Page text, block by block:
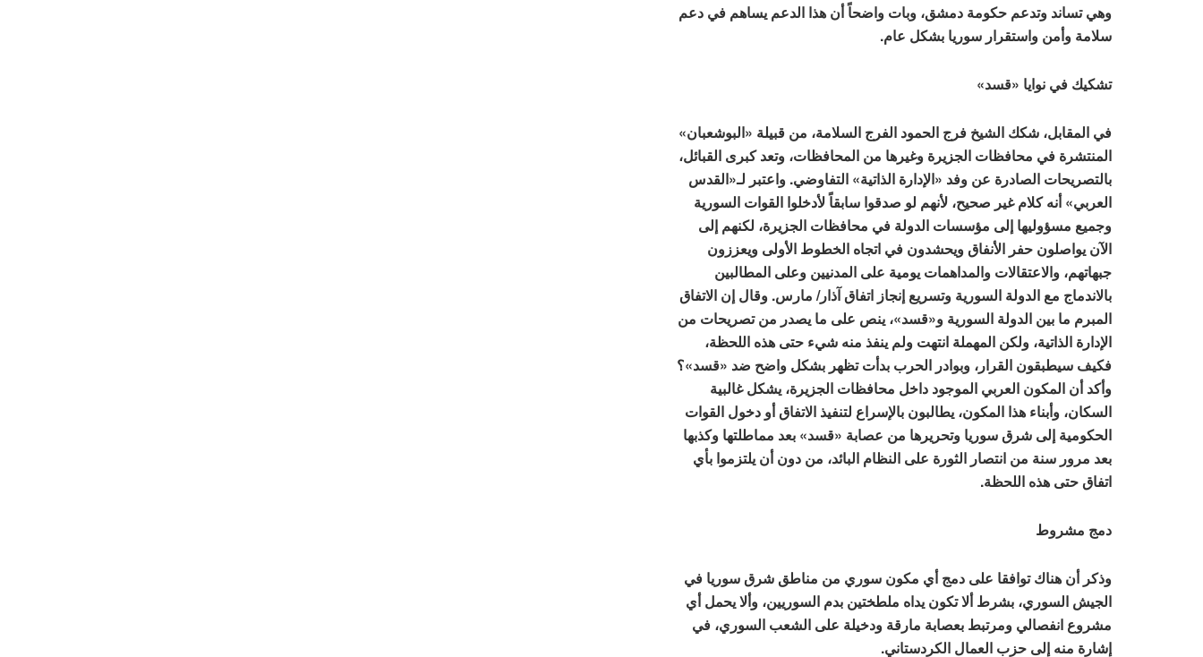
وهي تساند وتدعم حكومة دمشق، وبات واضحاً أن هذا الدعم يساهم في دعم
سلامة وأمن واستقرار سوريا بشكل عام.
تشكيك في نوايا «قسد»
في المقابل، شكك الشيخ فرج الحمود الفرج السلامة، من قبيلة «البوشعبان»
المنتشرة في محافظات الجزيرة وغيرها من المحافظات، وتعد كبرى القبائل،
بالتصريحات الصادرة عن وفد «الإدارة الذاتية» التفاوضي. واعتبر لـ«القدس
العربي» أنه كلام غير صحيح، لأنهم لو صدقوا سابقاً لأدخلوا القوات السورية
وجميع مسؤوليها إلى مؤسسات الدولة في محافظات الجزيرة، لكنهم إلى
الآن يواصلون حفر الأنفاق ويحشدون في اتجاه الخطوط الأولى ويعززون
جبهاتهم، والاعتقالات والمداهمات يومية على المدنيين وعلى المطالبين
بالاندماج مع الدولة السورية وتسريع إنجاز اتفاق آذار/ مارس. وقال إن الاتفاق
المبرم ما بين الدولة السورية و«قسد»، ينص على ما يصدر من تصريحات من
الإدارة الذاتية، ولكن المهملة انتهت ولم ينفذ منه شيء حتى هذه اللحظة،
فكيف سيطبقون القرار، وبوادر الحرب بدأت تظهر بشكل واضح ضد «قسد»؟
وأكد أن المكون العربي الموجود داخل محافظات الجزيرة، يشكل غالبية
السكان، وأبناء هذا المكون، يطالبون بالإسراع لتنفيذ الاتفاق أو دخول القوات
الحكومية إلى شرق سوريا وتحريرها من عصابة «قسد» بعد مماطلتها وكذبها
بعد مرور سنة من انتصار الثورة على النظام البائد، من دون أن يلتزموا بأي
اتفاق حتى هذه اللحظة.
دمج مشروط
وذكر أن هناك توافقا على دمج أي مكون سوري من مناطق شرق سوريا في
الجيش السوري، بشرط ألا تكون يداه ملطختين بدم السوريين، وألا يحمل أي
مشروع انفصالي ومرتبط بعصابة مارقة ودخيلة على الشعب السوري، في
إشارة منه إلى حزب العمال الكردستاني.